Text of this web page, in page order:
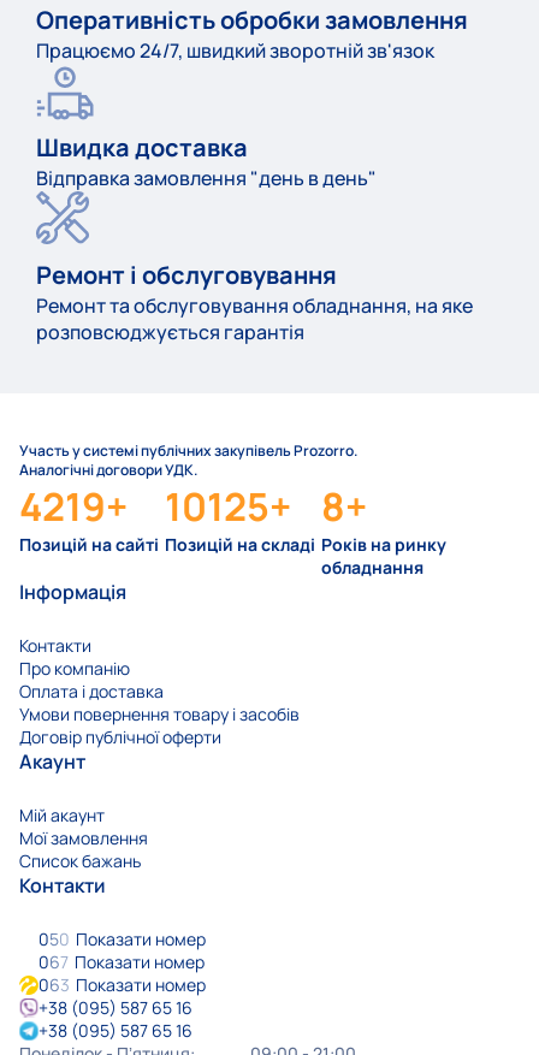
Оперативність обробки замовлення
Працюємо 24/7, швидкий зворотній зв'язок
Швидка доставка
Відправка замовлення "день в день"
Ремонт і обслуговування
Ремонт та обслуговування обладнання, на яке
розповсюджується гарантія
Участь у системі публічних закупівель Prozorro.
Аналогічні договори УДК.
8+
Років на ринку
обладнання
10125+
Позицій на складі
4219+
Позицій на сайті
Інформація
Контакти
Про компанію
Оплата і доставка
Умови повернення товару і засобів
Договір публічної оферти
Акаунт
Мій акаунт
Мої замовлення
Список бажань
Контакти
050 Показати номер
067 Показати номер
063 Показати номер
+38 (095) 587 65 16
+38 (095) 587 65 16